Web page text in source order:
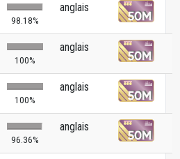
98.18%
anglais
100%
anglais
100%
anglais
96.36%
anglais